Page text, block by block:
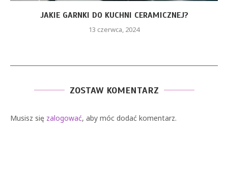
JAKIE GARNKI DO KUCHNI CERAMICZNEJ?
13 czerwca, 2024
ZOSTAW KOMENTARZ
Musisz się zalogować, aby móc dodać komentarz.